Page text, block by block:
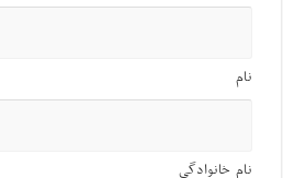
نام
نام خانوادگی